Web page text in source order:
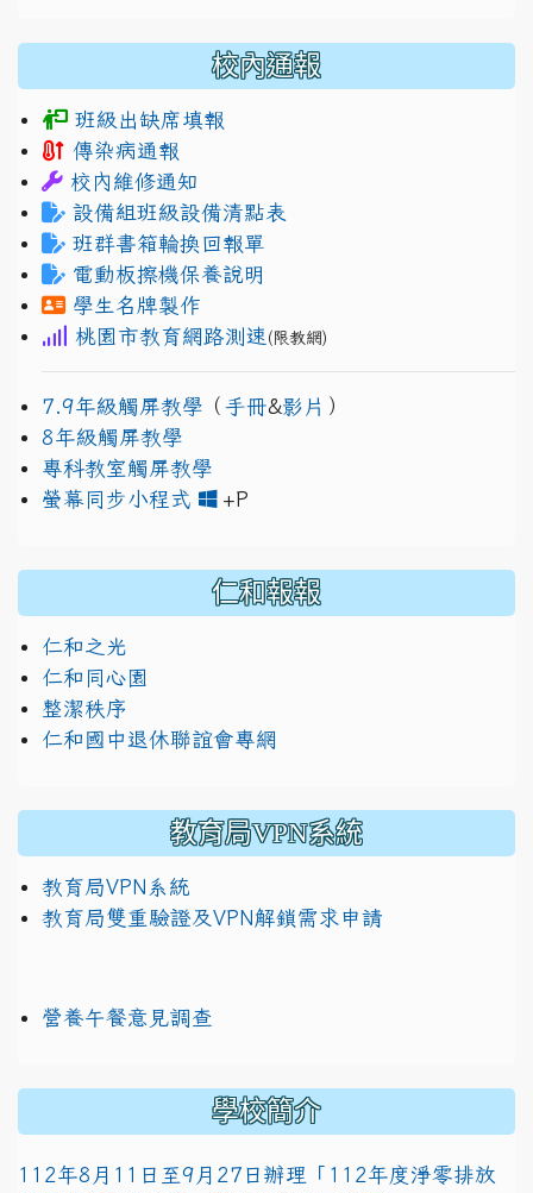
校內通報
班級出缺席填報
傳染病通報
校內維修通知
設備組班級設備清點表
班群書箱輪換回報單
電動板擦機保養說明
學生名牌製作
桃園市教育網路測速 (限教網)
7.9年級觸屏教學 （ 手冊&影片 ）
8年級觸屏教學
專科教室觸屏教學
螢幕同步小程式
+P
仁和報報
仁和之光
仁和同心園
整潔秩序
仁和國中退休聯誼會專網
教育局VPN系統
教育局VPN系統
教育局雙重驗證及VPN解鎖需求申請
營養午餐意見調查
學校簡介
112年8月11日至9月27日辦理「112年度淨零排放